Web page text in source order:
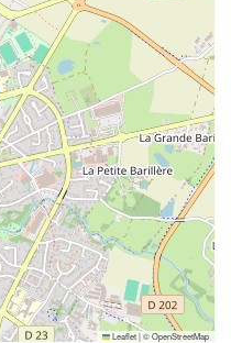
Leaflet|©OpenStreetMap